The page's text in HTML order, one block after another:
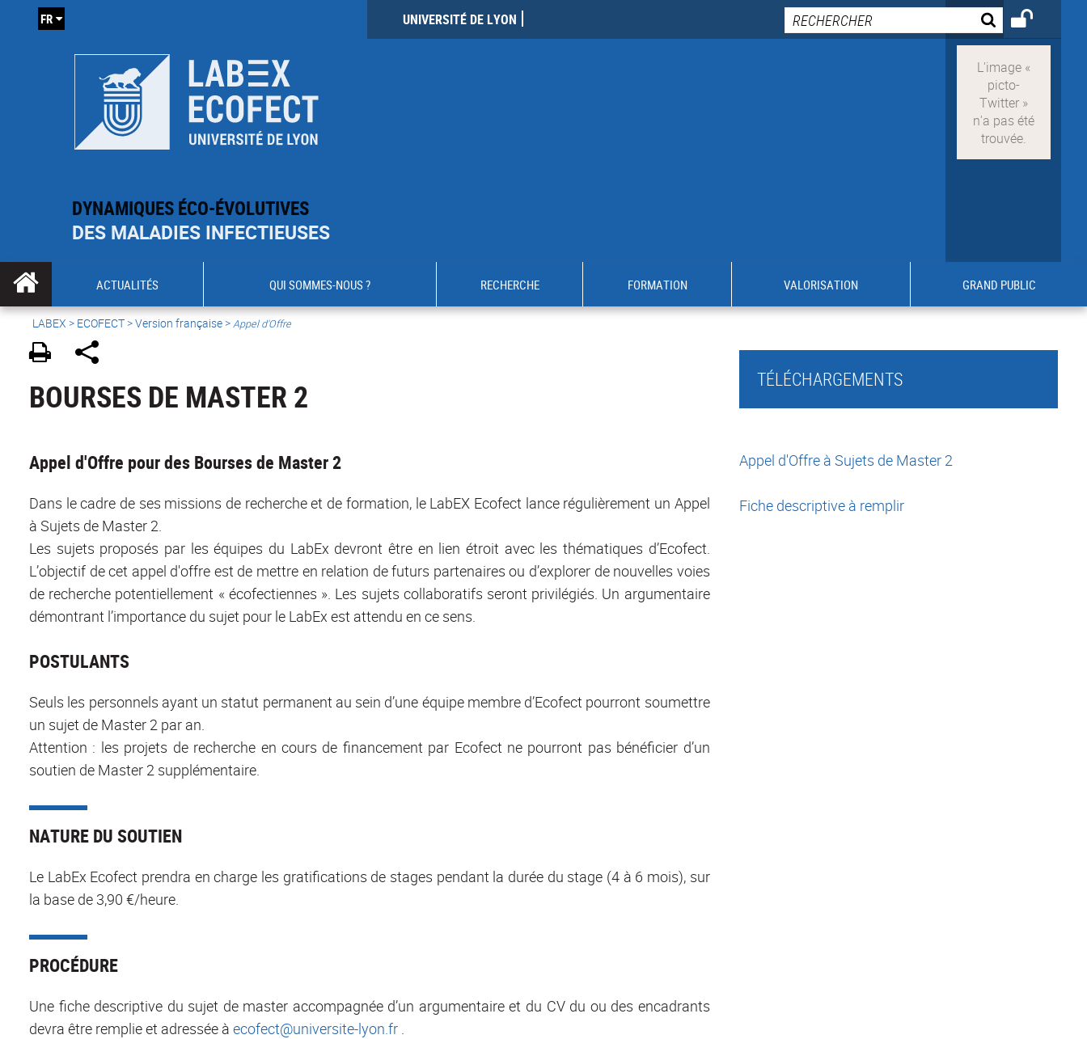
DYNAMIQUES ÉCO-ÉVOLUTIVES
DES MALADIES INFECTIEUSES
UNIVERSITÉ DE LYON
FR
ACTUALITÉS QUI SOMMES-NOUS ? RECHERCHE FORMATION VALORISATION GRAND PUBLIC
LABEX > ECOFECT>Version française>Appel d'Offre
BOURSES DE MASTER 2
Appel d'Offre pour des Bourses de Master 2
Dans le cadre de ses missions de recherche et de formation, le LabEX Ecofect lance régulièrement un Appel
à Sujets de Master 2.
Les sujets proposés par les équipes du LabEx devront être en lien étroit avec les thématiques d’Ecofect.
L’objectif de cet appel d'offre est de mettre en relation de futurs partenaires ou d’explorer de nouvelles voies
de recherche potentiellement « écofectiennes ». Les sujets collaboratifs seront privilégiés. Un argumentaire
démontrant l’importance du sujet pour le LabEx est attendu en ce sens.
POSTULANTS
Seuls les personnels ayant un statut permanent au sein d’une équipe membre d’Ecofect pourront soumettre
un sujet de Master 2 par an.
Attention : les projets de recherche en cours de financement par Ecofect ne pourront pas bénéficier d’un
soutien de Master 2 supplémentaire.
NATURE DU SOUTIEN
Le LabEx Ecofect prendra en charge les gratifications de stages pendant la durée du stage (4 à 6 mois), sur
la base de 3,90 €/heure.
PROCÉDURE
Une fiche descriptive du sujet de master accompagnée d’un argumentaire et du CV du ou des encadrants
devra être remplie et adressée à ecofect@universite-lyon.fr .
TÉLÉCHARGEMENTS
Appel d'Offre à Sujets de Master 2
Fiche descriptive à remplir